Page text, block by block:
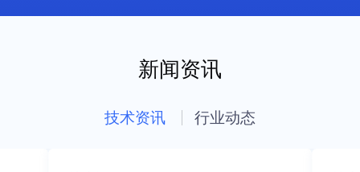
新闻资讯
技术资讯 行业动态